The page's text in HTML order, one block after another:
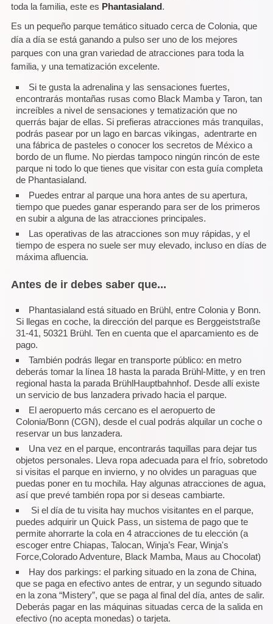
toda la familia, este es Phantasialand.
Es un pequeño parque temático situado cerca de Colonia, que
día a día se está ganando a pulso ser uno de los mejores
parques con una gran variedad de atracciones para toda la
familia, y una tematización excelente.
Si te gusta la adrenalina y las sensaciones fuertes,
encontrarás montañas rusas como Black Mamba y Taron, tan
increíbles a nivel de sensaciones y tematización que no
querrás bajar de ellas. Si prefieras atracciones más tranquilas,
podrás pasear por un lago en barcas vikingas, adentrarte en
una fábrica de pasteles o conocer los secretos de México a
bordo de un flume. No pierdas tampoco ningún rincón de este
parque ni todo lo que tienes que visitar con esta guía completa
de Phantasialand.
Puedes entrar al parque una hora antes de su apertura,
tiempo que puedes ganar esperando para ser de los primeros
en subir a alguna de las atracciones principales.
Las operativas de las atracciones son muy rápidas, y el
tiempo de espera no suele ser muy elevado, incluso en días de
máxima afluencia.
Antes de ir debes saber que...
Phantasialand está situado en Brühl, entre Colonia y Bonn.
Si llegas en coche, la dirección del parque es Berggeiststraße
31-41, 50321 Brühl. Ten en cuenta que el aparcamiento es de
pago.
También podrás llegar en transporte público: en metro
deberás tomar la línea 18 hasta la parada Brühl-Mitte, y en tren
regional hasta la parada BrühlHauptbahnhof. Desde allí existe
un servicio de bus lanzadera privado hacia el parque.
El aeropuerto más cercano es el aeropuerto de
Colonia/Bonn (CGN), desde el cual podrás alquilar un coche o
reservar un bus lanzadera.
Una vez en el parque, encontrarás taquillas para dejar tus
objetos personales. Lleva ropa adecuada para el frío, sobretodo
si visitas el parque en invierno, y no olvides un paraguas que
puedas poner en tu mochila. Hay algunas atracciones de agua,
así que prevé también ropa por si deseas cambiarte.
Si el día de tu visita hay muchos visitantes en el parque,
puedes adquirir un Quick Pass, un sistema de pago que te
permite ahorrarte la cola en 4 atracciones de tu elección (a
escoger entre Chiapas, Talocan, Winja’s Fear, Winja's
Force,Colorado Adventure, Black Mamba, Maus au Chocolat)
Hay dos parkings: el parking situado en la zona de China,
que se paga en efectivo antes de entrar, y un segundo situado
en la zona “Mistery”, que se paga al final del día, antes de salir.
Deberás pagar en las máquinas situadas cerca de la salida en
efectivo (no acepta monedas) o tarjeta.